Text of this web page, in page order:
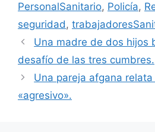
PersonalSanitario, Policía,
seguridad,
Una madre de dos hijos
desafío de las tres cumbres.
Una pareja afgana
«agresivo».